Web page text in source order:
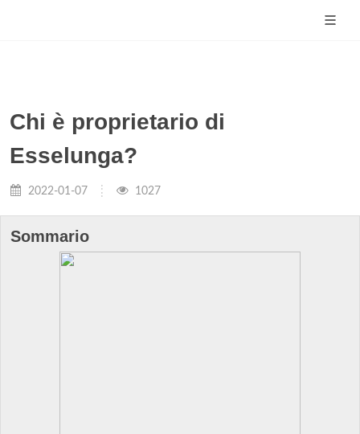
Chi è proprietario di
Esselunga?
2022-01-07 1027
Sommario